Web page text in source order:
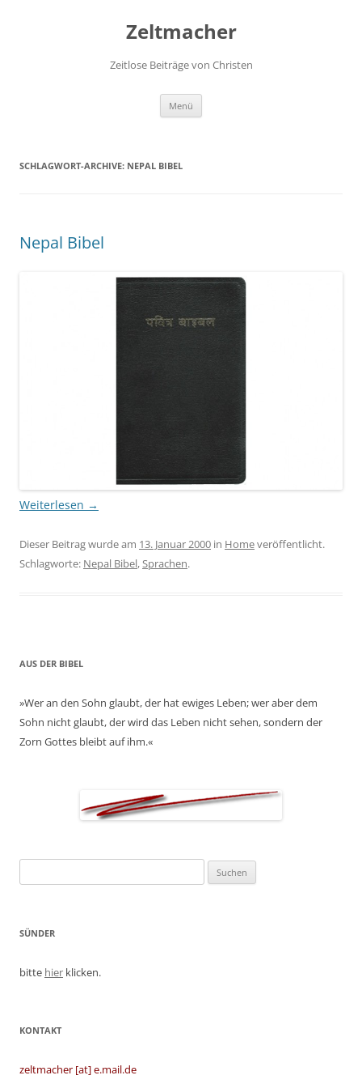
Zeltmacher
Zeitlose Beiträge von Christen
Menü
SCHLAGWORT-ARCHIVE: NEPAL BIBEL
Nepal Bibel
Weiterlesen →
Dieser Beitrag wurde am 13. Januar 2000 in Homeveröffentlicht.
Schlagworte: Nepal Bibel, Sprachen.
AUS DER BIBEL
»Wer an den Sohn glaubt, der hat ewiges Leben; wer aber dem
Sohn nicht glaubt, der wird das Leben nicht sehen, sondern der
Zorn Gottes bleibt auf ihm.«
nach:
SÜNDER
bitte hier klicken.
KONTAKT
zeltmacher [at] e.mail.de